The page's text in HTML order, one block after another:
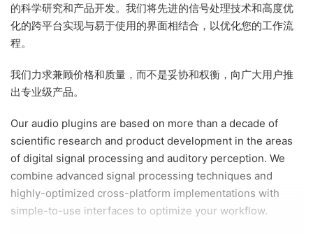
的科学研究和产品开发。我们将先进的信号处理技术和高度优
化的跨平台实现与易于使用的界面相结合，以优化您的工作流
程。
我们力求兼顾价格和质量，而不是妥协和权衡，向广大用户推
出专业级产品。
Our audio plugins are based on more than a decade of
scientific research and product development in the areas
of digital signal processing and auditory perception. We
combine advanced signal processing techniques and
highly-optimized cross-platform implementations with
simple-to-use interfaces to optimize your workflow.